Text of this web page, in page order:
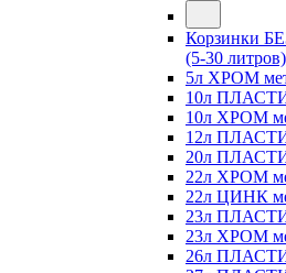
Корзинки
(5-30 литров)
5л ХРОМ
10л
10л ХРОМ
12л
20л
22л ХРОМ
22л ЦИНК
23л
23л ХРОМ
26л